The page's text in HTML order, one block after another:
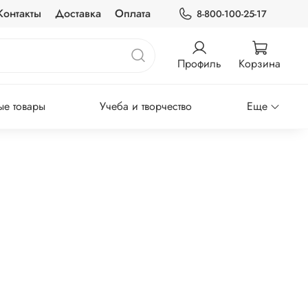
Доставка Оплата 8-800-100-25-17
Профиль Корзина
товары Учеба и творчество Еще